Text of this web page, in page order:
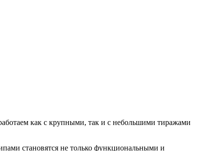
как с крупными, так и с небольшими тиражами
становятся не только функциональными и